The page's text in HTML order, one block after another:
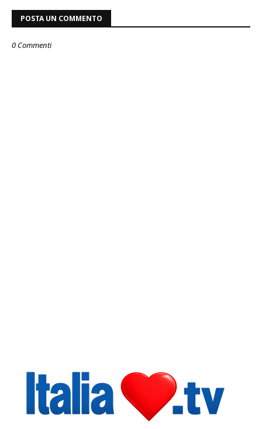
POSTA UN COMMENTO
0 Commenti